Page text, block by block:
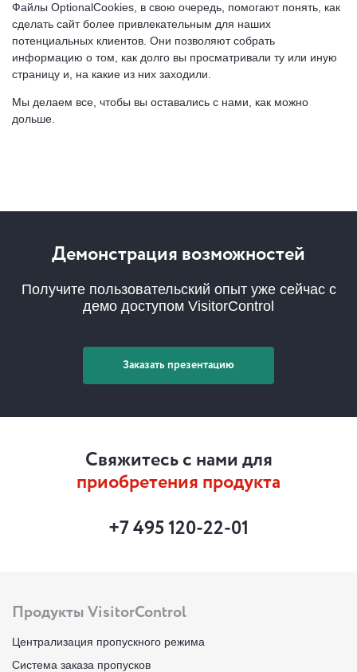
Файлы OptionalCookies, в свою очередь, помогают понять, как
сделать сайт более привлекательным для наших
потенциальных клиентов. Они позволяют собрать
информацию о том, как долго вы просматривали ту или иную
страницу и, на какие из них заходили.
Мы делаем все, чтобы вы оставались с нами, как можно
дольше.
Демонстрация возможностей
Получите пользовательский опыт уже сейчас с
демо доступом VisitorControl
Заказать презентацию
Свяжитесь с нами для
приобретения продукта
+7 495 120-22-01
Продукты VisitorControl
Централизация пропускного режима
Система заказа пропусков